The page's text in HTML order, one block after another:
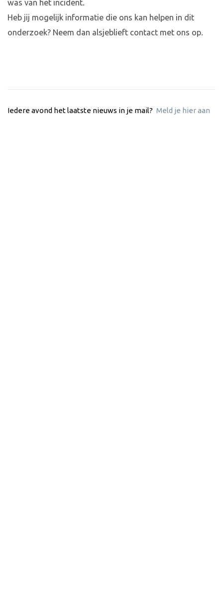
was van het incident.
Heb jij mogelijk informatie die ons kan helpen in dit
onderzoek? Neem dan alsjeblieft contact met ons op.
Iedere avond het laatste nieuws in je mail? Meld je hier aan